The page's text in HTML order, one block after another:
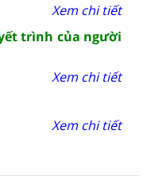
Xem chi tiết
trình của người
Xem chi tiết
Xem chi tiết